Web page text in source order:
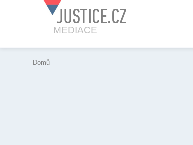
JUSTICE.CZ
MEDIACE
Domů